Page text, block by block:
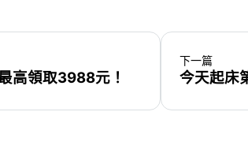
高領取3988元！
下一篇
今天起床